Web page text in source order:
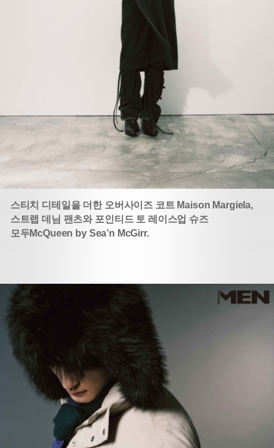
스티치 디테일을 더한 오버사이즈 코트 Maison Margiela,
스트랩 데님 팬츠와 포인티드 토 레이스업 슈즈
모두McQueen by Sea’n McGirr.